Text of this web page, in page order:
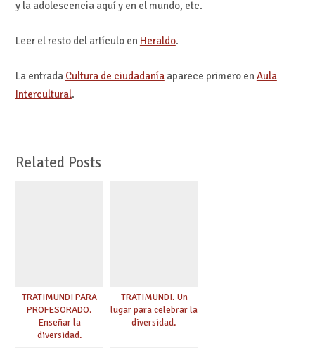
y la adolescencia aquí y en el mundo, etc.
Leer el resto del artículo en Heraldo.
La entrada Cultura de ciudadaníaaparece primero en Aula
Intercultural.
Related Posts
TRATIMUNDI PARA
PROFESORADO.
Enseñar la
diversidad.
TRATIMUNDI. Un
lugar para celebrar la
diversidad.